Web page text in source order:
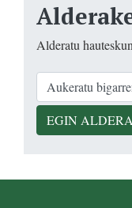
Alderatu
EGIN